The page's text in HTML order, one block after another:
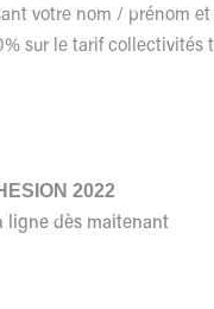
votre nom / prénom et
sur le tarif collectivités
2022
ligne dès maitenant